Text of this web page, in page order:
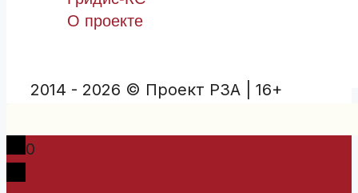
О проекте
2014 - 2026 © Проект РЗА | 16+
0